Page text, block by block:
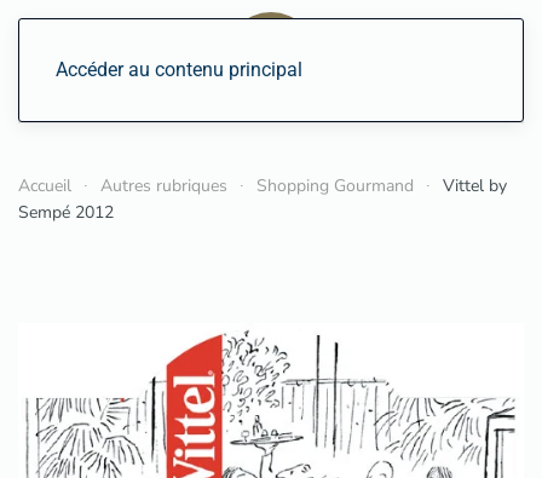
Accéder au contenu principal
Accueil Autres rubriques Shopping Gourmand
Vittel by
Sempé 2012